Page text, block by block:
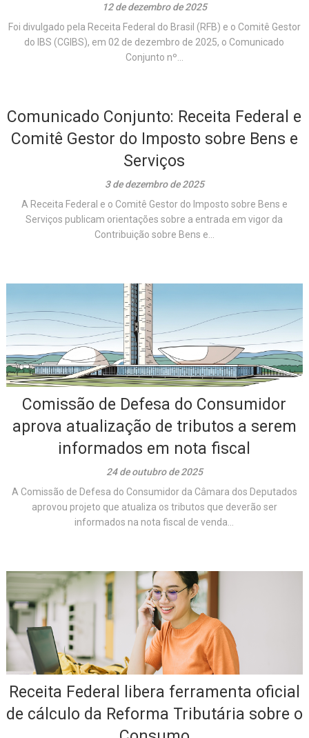
12 de dezembro de 2025
Foi divulgado pela Receita Federal do Brasil (RFB) e o Comitê Gestor
do IBS (CGIBS), em 02 de dezembro de 2025, o Comunicado
Conjunto nº...
Comunicado Conjunto: Receita Federal e
Comitê Gestor do Imposto sobre Bens e
Serviços
3 de dezembro de 2025
A Receita Federal e o Comitê Gestor do Imposto sobre Bens e
Serviços publicam orientações sobre a entrada em vigor da
Contribuição sobre Bens e...
Comissão de Defesa do Consumidor
aprova atualização de tributos a serem
informados em nota fiscal
24 de outubro de 2025
A Comissão de Defesa do Consumidor da Câmara dos Deputados
aprovou projeto que atualiza os tributos que deverão ser
informados na nota fiscal de venda...
Receita Federal libera ferramenta oficial
de cálculo da Reforma Tributária sobre o